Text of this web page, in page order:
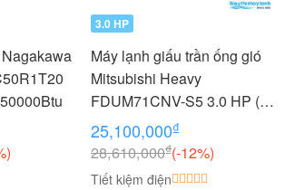
3.0 HP
Máy lạnh giấu trần ống gió
Mitsubishi Heavy
FDUM71CNV-S5 3.0 HP (3
Ngựa)
25,100,000₫
28,610,000₫(-12%)
Tiết kiệm điện